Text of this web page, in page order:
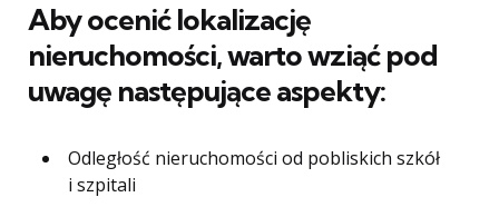
Aby ocenić lokalizację
nieruchomości, warto wziąć pod
uwagę następujące aspekty:
Odległość nieruchomości od pobliskich szkół
i szpitali